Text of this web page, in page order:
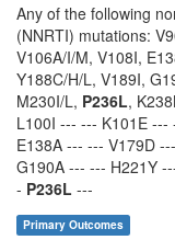
Any of the following
(NNRTI) mutations:
V106A/I/M, V108I,
Y188C/H/L, V189I,
M230I/L, P236L,
L100I --- --- K101E
E138A --- --- V179D
G190A --- --- H221Y
- P236L ---
Primary Outcomes